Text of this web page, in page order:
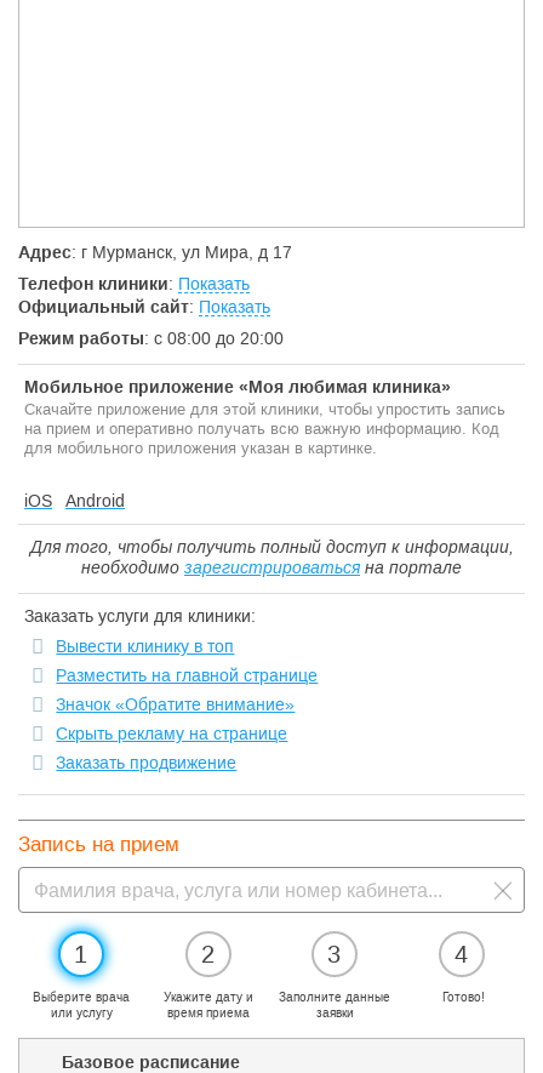
Адрес: г Мурманск, ул Мира, д 17
Телефон клиники: Показать
Официальный сайт: Показать
Режим работы: с 08:00 до 20:00
Мобильное приложение «Моя любимая клиника»
Скачайте приложение для этой клиники, чтобы упростить запись
на прием и оперативно получать всю важную информацию. Код
для мобильного приложения указан в картинке.
iOS Android
Для того, чтобы получить полный доступ к информации,
необходимо зарегистрироватьсяна портале
Заказать услуги для клиники:
Вывести клинику в топ
Разместить на главной странице
Значок «Обратите внимание»
Скрыть рекламу на странице
Заказать продвижение
Запись на прием
1
Выберите врача
или услугу
2
Укажите дату и
время приема
3
Заполните данные
заявки
4
Готово!
Базовое расписание